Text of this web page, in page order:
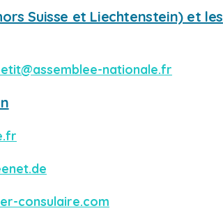
Suisse et Liechtenstein) et les
nationale.fr
consulaire.com